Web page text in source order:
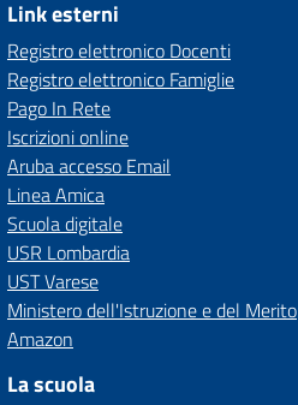
Link esterni
Registro elettronico Docenti
Registro elettronico Famiglie
Pago In Rete
Iscrizioni online
Aruba accesso Email
Linea Amica
Scuola digitale
USR Lombardia
UST Varese
Ministero dell'Istruzione e del Merito
Amazon
La scuola